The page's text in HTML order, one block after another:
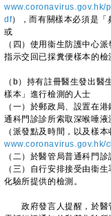
df），而有關樣本必須是「
或
（四）使用衞生防護中心
指示交回已採糞便樣本的檢
（b）持有註冊醫生發出
樣本」進行檢測的人士
（一）於郵政局、設置在
通科門診診所索取深喉唾
（派發點及時間，以及樣
www.coronavirus.gov.hk/
（二）於醫管局普通科門
（三）自行安排接受由衞
化驗所提供的檢測。
政府發言人提醒，於醫